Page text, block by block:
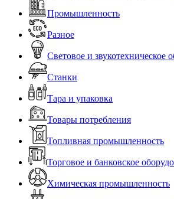
Промышленность
Разное
Световое и звукотехническое
Станки
Тара и упаковка
Товары потребления
Топливная промышленность
Торговое и банковское
Химическая промышленность